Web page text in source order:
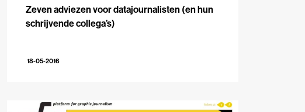
Zeven adviezen voor datajournalisten (en hun
schrijvende collega’s)
18-05-2016